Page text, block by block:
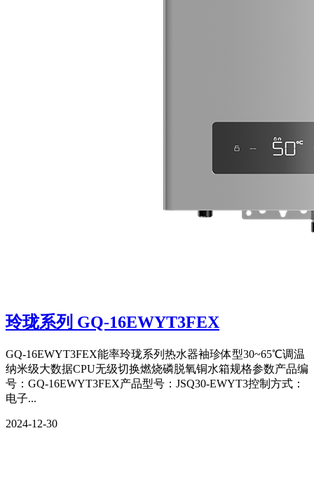
玲珑系列 GQ-16EWYT3FEX
GQ-16EWYT3FEX能率玲珑系列热水器袖珍体型30~65℃调温
纳米级大数据CPU无级切换燃烧磷脱氧铜水箱规格参数产品编
号：GQ-16EWYT3FEX产品型号：JSQ30-EWYT3控制方式：
电子...
2024-12-30